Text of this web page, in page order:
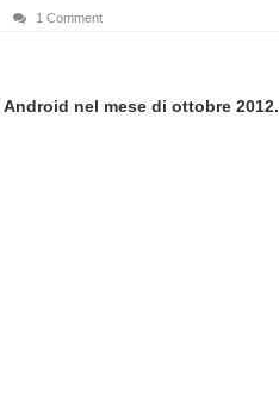
1 Comment
Android nel mese di ottobre 2012.